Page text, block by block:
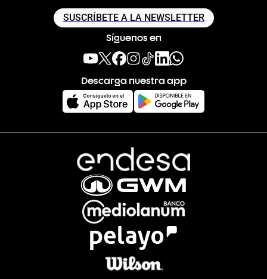
SUSCRÍBETE A LA NEWSLETTER
Síguenos en
Descarga nuestra app